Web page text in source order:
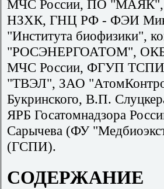
МЧС России, ПО "МАЯК",
НЗХК, ГНЦ РФ - ФЭИ
"Института биофизики",
"РОСЭНЕРГОАТОМ",
МЧС России, ФГУП
"ТВЭЛ", ЗАО
Букринского, В.П.
ЯРБ Госатомнадзора
Сарычева (ФУ
(ГСПИ).
СОДЕРЖАНИЕ